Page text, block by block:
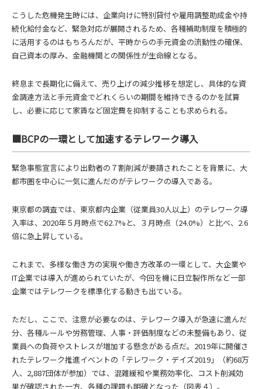
こうした危機発生時には、企業向けに特別貸付や雇用調整助成金や持
続化給付金など、緊急対応が展開されるため、各種補助制度を積極的
に活用するのはもちろんだが、平時からの手元資金の流動性の確保、
自己資本の厚み、金融機関との関係性が生命線となる。
終息まで長期化に備えて、売り上げの減少推移を想定し、具体的な資
金調達方法と手元資金でどれくらいの期間を維持できるのかを試算
し、必要に応じて家賃など固定費を抑制することも求められる。
■BCPの一環として加速するテレワーク導入
緊急事態宣言により出勤者の７割削減が要請されたことを背景に、大
都市圏を中心に一気に進んだのがテレワークの導入である。
東京都の調査では、東京都内企業（従業員30人以上）のテレワーク導
入率は、2020年５月時点で62.7%と、３月時点（24.0%）と比べ、2.6
倍に急上昇している。
これまで、多様な働き方の実現や働き方改革の一環として、大企業や
IT企業では導入が進められていたが、今回を機に日立製作所など一部
企業ではテレワークを標準化する動きも出ている。
ただし、ここで、注意が必要なのは、テレワーク導入が急速に進んだ
分、各種ルールや労務管理、人事・評価制度などの未整備もあり、従
業員への負荷やストレスが増加する懸念がある点だ。2019年に開催さ
れたテレワーク推進イベントの「テレワーク・デイズ2019」（約68万
人、2,887団体が参加）では、混雑緩和や業務効率化、コスト削減効
果が確認された一方、各種の課題も明確となった（図表４）。